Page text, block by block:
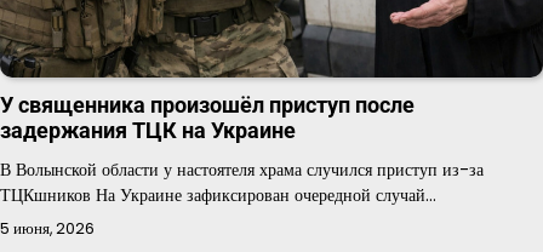
У священника произошёл приступ после
задержания ТЦК на Украине
В Волынской области у настоятеля храма случился приступ из-за
ТЦКшников На Украине зафиксирован очередной случай…
5 июня, 2026